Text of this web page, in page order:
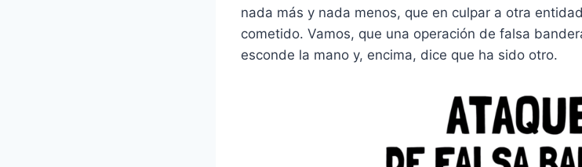
nada más y nada menos, que en culpar a otra
cometido. Vamos, que una operación de falsa
esconde la mano y, encima, dice que ha sido otro.